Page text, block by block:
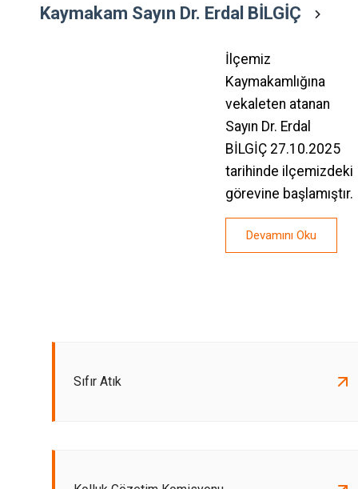
Kaymakam Sayın Dr. Erdal BİLGİÇ
İlçemiz
Kaymakamlığına
vekaleten atanan
Sayın Dr. Erdal
BİLGİÇ 27.10.2025
tarihinde ilçemizdeki
görevine başlamıştır.
Devamını Oku
Sıfır Atık